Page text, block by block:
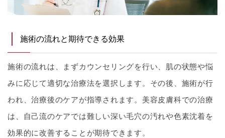
施術の流れと期待できる効果
施術の流れは、まずカウンセリングを行い、肌の状態や悩
みに応じて適切な治療法を選択します。その後、施術が行
われ、治療後のケアが指導されます。美容皮膚科での治療
は、自己流のケアでは難しい深い毛穴の汚れや色素沈着を
効果的に改善することが期待できます。